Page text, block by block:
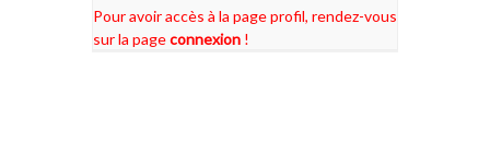
Pour avoir accès à la page profil, rendez-vous
sur la pageconnexion !